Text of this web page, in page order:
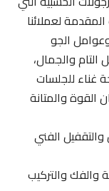
لعملائنا
الجو
والجمال،
للجلسات
والمتانة
الفني
والتركيب